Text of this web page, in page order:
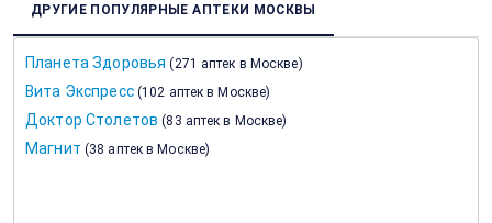
ДРУГИЕ ПОПУЛЯРНЫЕ АПТЕКИ МОСКВЫ
Планета Здоровья (271 аптек в Москве)
Вита Экспресс (102 аптек в Москве)
Доктор Столетов (83 аптек в Москве)
Магнит (38 аптек в Москве)